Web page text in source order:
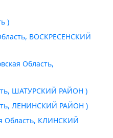
)
ВОСКРЕСЕНСКИЙ
Область,
ШАТУРСКИЙ РАЙОН )
ЛЕНИНСКИЙ РАЙОН )
Область, КЛИНСКИЙ